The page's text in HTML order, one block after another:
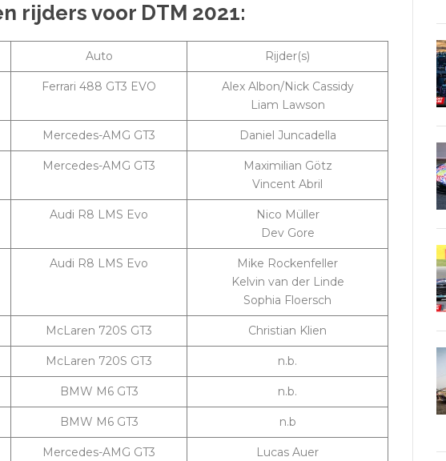
rijders voor DTM 2021:
Auto Rijder(s)
Ferrari 488 GT3 EVO
Alex Albon/Nick Cassidy
Liam Lawson
Mercedes-AMG GT3 Daniel Juncadella
Mercedes-AMG GT3
Maximilian Götz
Vincent Abril
Audi R8 LMS Evo
Nico Müller
Dev Gore
Audi R8 LMS Evo
Mike Rockenfeller
Kelvin van der Linde
Sophia Floersch
McLaren 720S GT3 Christian Klien
McLaren 720S GT3 n.b.
BMW M6 GT3 n.b.
BMW M6 GT3 n.b
Mercedes-AMG GT3
Lucas Auer